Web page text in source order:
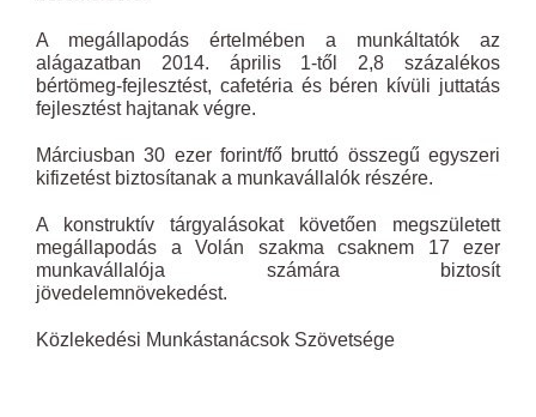
A megállapodás értelmében a munkáltatók az
alágazatban 2014. április 1-től 2,8 százalékos
bértömeg-fejlesztést, cafetéria és béren kívüli juttatás
fejlesztést hajtanak végre.
Márciusban 30 ezer forint/fő bruttó összegű egyszeri
kifizetést biztosítanak a munkavállalók részére.
A konstruktív tárgyalásokat követően megszületett
megállapodás a Volán szakma csaknem 17 ezer
munkavállalója számára biztosít
jövedelemnövekedést.
Közlekedési Munkástanácsok Szövetsége